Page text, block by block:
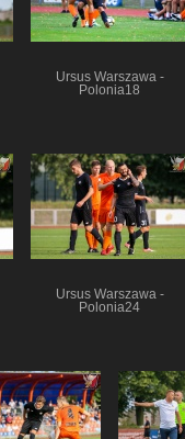
Ursus Warszawa -
Polonia18
Ursus Warszawa -
Polonia24